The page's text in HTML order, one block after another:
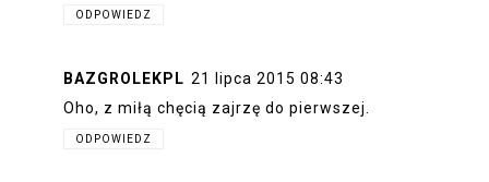
ODPOWIEDZ
BAZGROLEKPL 21 lipca 2015 08:43
Oho, z miłą chęcią zajrzę do pierwszej.
ODPOWIEDZ